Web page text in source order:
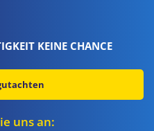
KEINE CHANCE
uns an: